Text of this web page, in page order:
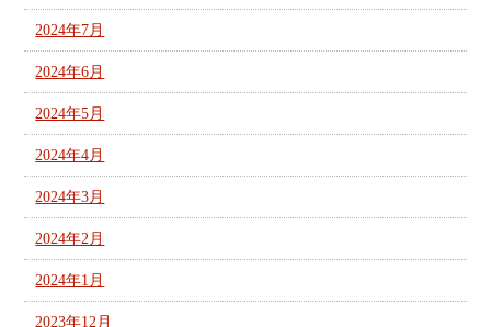
2024年7月
2024年6月
2024年5月
2024年4月
2024年3月
2024年2月
2024年1月
2023年12月